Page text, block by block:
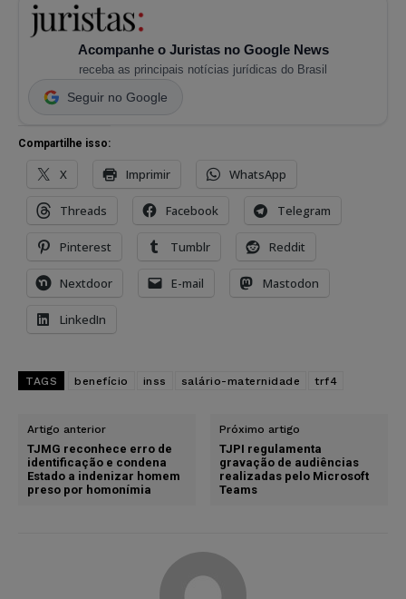
Acompanhe o Juristas no Google News
receba as principais notícias jurídicas do Brasil
Seguir no Google
Compartilhe isso:
X Imprimir WhatsApp
Threads Facebook Telegram
Pinterest Tumblr Reddit
Nextdoor E-mail Mastodon
LinkedIn
TAGS benefício inss salário-maternidade trf4
Artigo anterior
TJMG reconhece erro de
identificação e condena
Estado a indenizar homem
preso por homonímia
Próximo artigo
TJPI regulamenta
gravação de audiências
realizadas pelo Microsoft
Teams